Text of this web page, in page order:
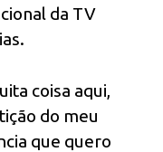
da TV
coisa aqui,
do meu
que quero